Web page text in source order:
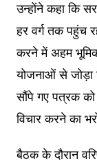
उन्होंने कहा कि
हर वर्ग तक पहुंच
करने में अहम
योजनाओं से जोड़ा
सौंपे गए पत्रक को
विचार करने का
बैठक के दौरान